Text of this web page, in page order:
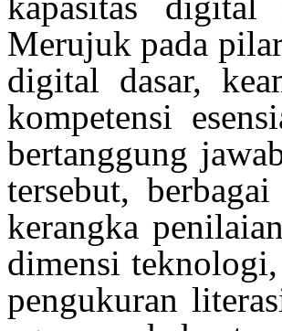
Merujuk pada
digital dasar,
kompetensi
bertanggung
tersebut, berbagai
kerangka
dimensi teknologi,
pengukuran